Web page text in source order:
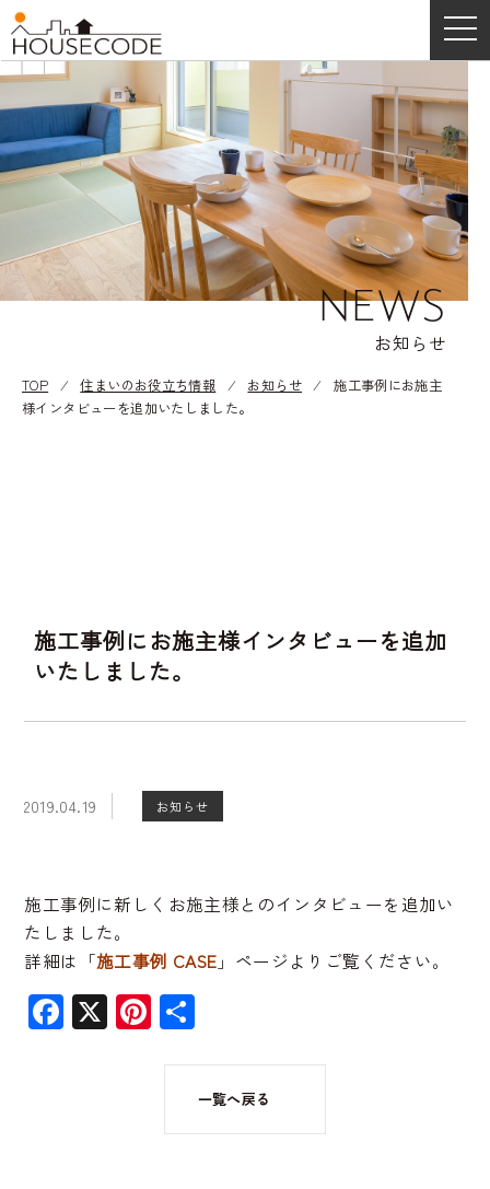
NEWS
お知らせ
TOP ⁄住まいのお役立ち情報 ⁄ お知らせ⁄施工事例にお施主
様インタビューを追加いたしました。
施工事例にお施主様インタビューを追加
いたしました。
2019.04.19 お知らせ
施工事例に新しくお施主様とのインタビューを追加い
たしました。
詳細は「施工事例 CASE 」ページよりご覧ください。
Facebook
X Pinterest
一覧へ戻る